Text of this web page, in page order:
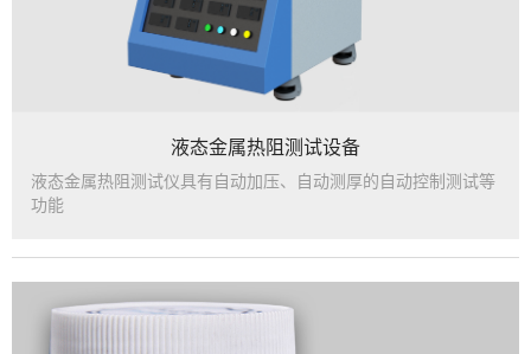
液态金属热阻测试设备
液态金属热阻测试仪具有自动加压、自动测厚的自动控制测试等
功能